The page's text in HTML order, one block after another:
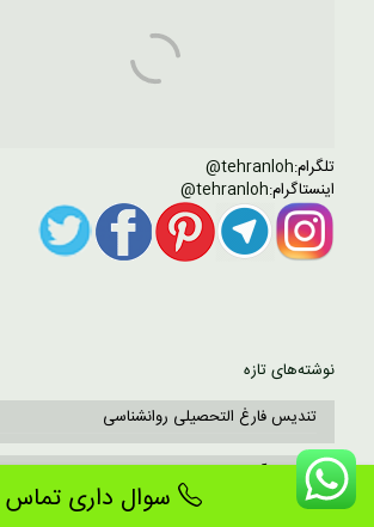
تلگرام:tehranloh@
اینستاگرام:tehranloh@
نوشته‌های تازه
تندیس فارغ التحصیلی روانشناسی
تندیس آماده
سوال داری تماس